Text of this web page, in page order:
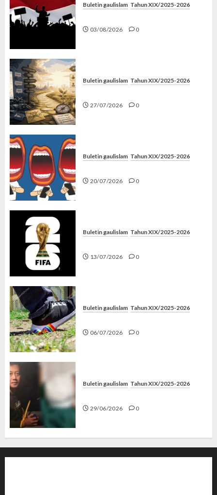
Buletin gaulislam Tahun XIX/2025-2026
03/08/2026 0
Buletin gaulislam Tahun XIX/2025-2026
27/07/2026 0
Buletin gaulislam Tahun XIX/2025-2026
20/07/2026 0
Buletin gaulislam Tahun XIX/2025-2026
13/07/2026 0
Buletin gaulislam Tahun XIX/2025-2026
06/07/2026 0
Buletin gaulislam Tahun XIX/2025-2026
29/06/2026 0